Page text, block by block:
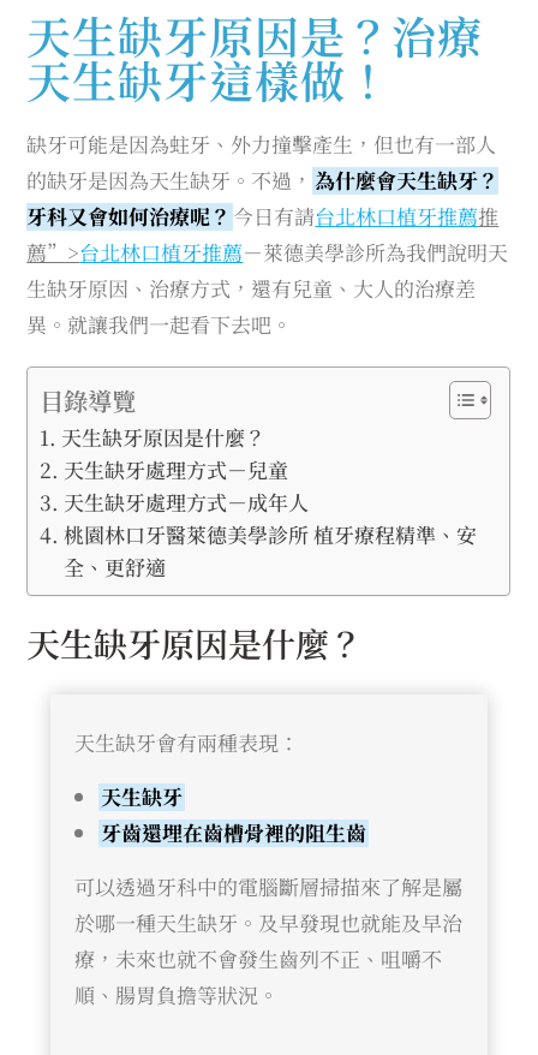
天生缺牙原因是？治療
天生缺牙這樣做！
缺牙可能是因為蛀牙、外力撞擊產生，但也有一部人
的缺牙是因為天生缺牙。不過， 為什麼會天生缺牙？
牙科又會如何治療呢？ 今日有請台北林口植牙推薦推
薦”>台北林口植牙推薦－萊德美學診所為我們說明天
生缺牙原因、治療方式，還有兒童、大人的治療差
異。就讓我們一起看下去吧。
目錄導覽
天生缺牙原因是什麼？
天生缺牙處理方式－兒童
天生缺牙處理方式－成年人
桃園林口牙醫萊德美學診所 植牙療程精準、安
全、更舒適
天生缺牙原因是什麼？
天生缺牙會有兩種表現：
天生缺牙
牙齒還埋在齒槽骨裡的阻生齒
可以透過牙科中的電腦斷層掃描來了解是屬
於哪一種天生缺牙。及早發現也就能及早治
療，未來也就不會發生齒列不正、咀嚼不
順、腸胃負擔等狀況。